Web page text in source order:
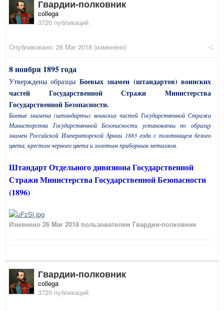
Гвардии-полковник
collega
3720 публикаций
Опубликовано: 26 Mar 2018 (изменено)
8 ноября 1895 года
Утверждены образцы Боевых знамен (штандартов) воинских
частей Государственной Стражи Министерства
Государственной Безопасности.
Боевые знамена (штандарты) воинских частей Государственной Стражи
Министерства Государственной Безопасности установлены по образцу
знамен Российской Императорской Армии 1883 года с полотнищем белого
цвета, крестом черного цвета и золотым приборным металлом.
Штандарт Отдельного дивизиона Государственной
Стражи Министерства Государственной Безопасности
(1896)
Изменено 26 Mar 2018 пользователем Гвардии-полковник
Гвардии-полковник
collega
3720 публикаций